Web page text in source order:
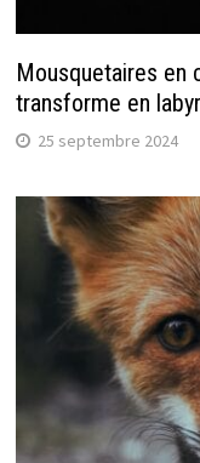
Mousquetaires en
transforme en
25 septembre 2024